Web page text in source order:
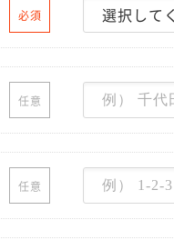
必須
任意
任意